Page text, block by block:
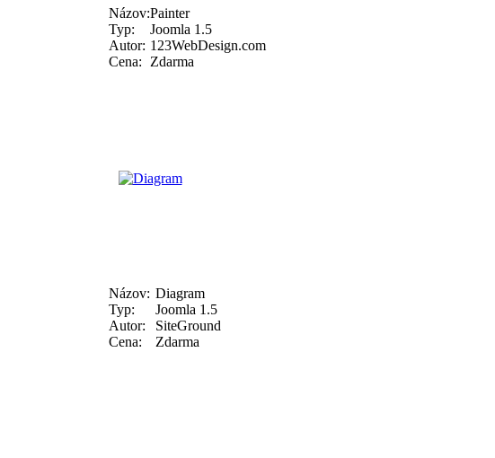
Názov:Painter
Typ:
Joomla 1.5
Autor: 123WebDesign.com
Cena:
Zdarma
Názov: Diagram
Typ:
Joomla 1.5
Autor:
SiteGround
Cena:
Zdarma